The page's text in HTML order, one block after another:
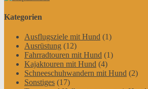
Kategorien
Ausflugsziele mit Hund (1)
Ausrüstung (12)
Fahrradtouren mit Hund (1)
Kajaktouren mit Hund (4)
Schneeschuhwandern mit Hund (2)
Sonstiges (17)